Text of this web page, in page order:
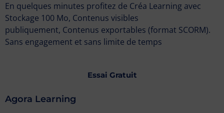
En quelques minutes profitez de Créa Learning avec
Stockage 100 Mo, Contenus visibles
publiquement, Contenus exportables (format SCORM).
Sans engagement et sans limite de temps
Essai Gratuit
Agora Learning